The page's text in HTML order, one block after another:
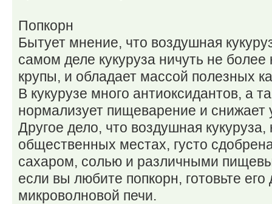
Попкорн
Бытует мнение, что воздушная
самом деле кукуруза ничуть не
крупы, и обладает массой полезных
В кукурузе много антиоксидантов, а
нормализует пищеварение и снижает
Другое дело, что воздушная
общественных местах, густо
сахаром, солью и различными
если вы любите попкорн, готовьте
микроволновой печи.